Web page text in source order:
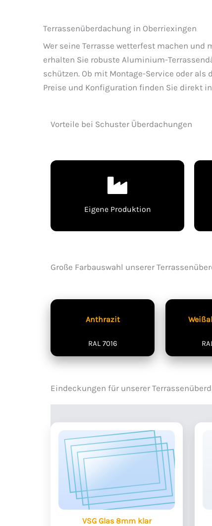
Terrassenüberdachung in Oberriexingen
Wer seine Terrasse wetterfest machen und
erhalten Sie robuste Aluminium-
schützen. Ob mit Montage-Service oder als
Preise und Konfiguration finden Sie direkt
Vorteile bei Schuster Überdachungen
Eigene Produktion
Große Farbauswahl unserer
Anthrazit
RAL 7016
Eindeckungen für unserer
VSG Glas 8mm klar